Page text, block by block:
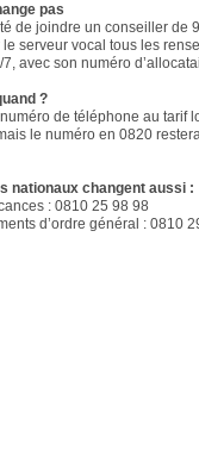
pas
de joindre un conseiller de
serveur vocal tous les
avec son numéro
?
de téléphone au tarif
le numéro en 0820
nationaux changent aussi :
: 0810 25 98 98
d’ordre général : 0810